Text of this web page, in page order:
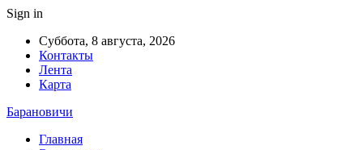
Sign in
Суббота, 8 августа, 2026
Контакты
Лента
Карта
Барановичи
Главная